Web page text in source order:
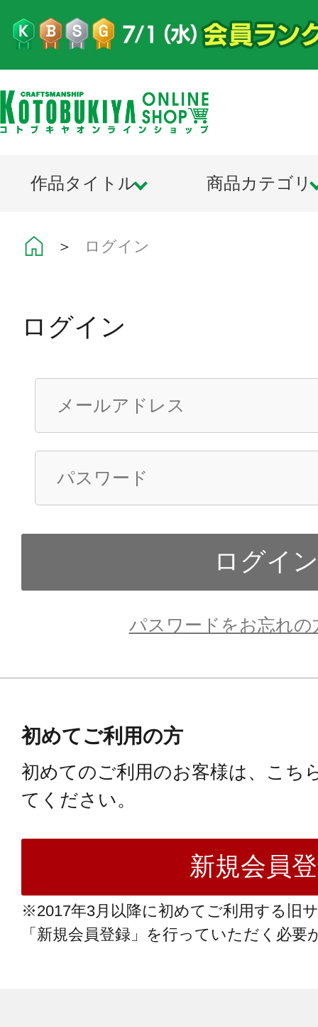
作品タイトル 商品カテゴリ
＞ ログイン
ログイン
パスワードをお忘れの
初めてご利用の方
初めてのご利用のお客様は、こち
てください。
※2017年3月以降に初めてご利用する旧
「新規会員登録」を行っていただく必要